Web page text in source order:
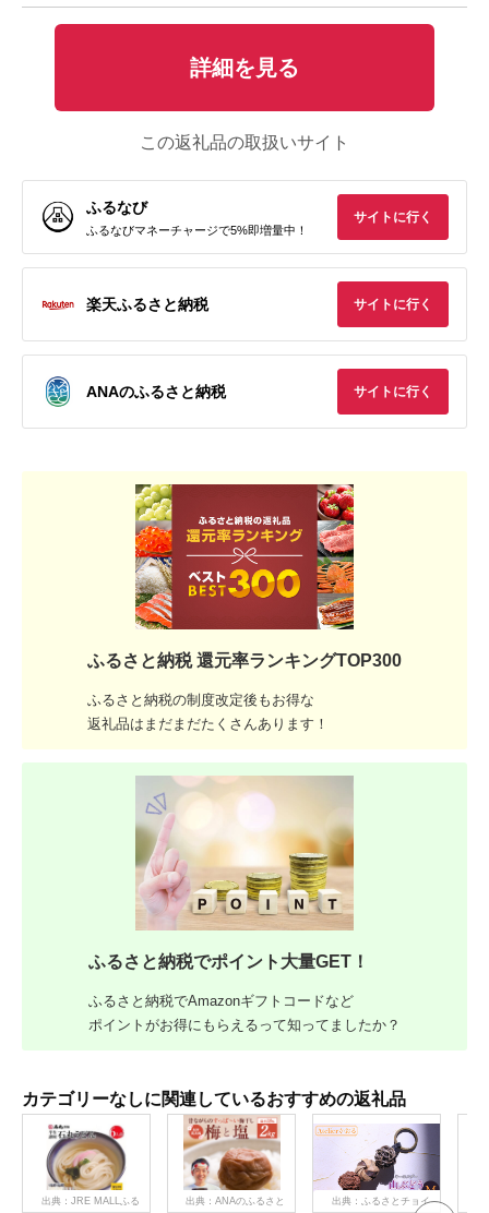
詳細を見る
この返礼品の取扱いサイト
ふるなび
ふるなびマネーチャージで5%即増量中！
サイトに行く
楽天ふるさと納税 サイトに行く
ANAのふるさと納税 サイトに行く
ふるさと納税 還元率ランキングTOP300
ふるさと納税の制度改定後もお得な
返礼品はまだまだたくさんあります！
ふるさと納税でポイント大量GET！
ふるさと納税でAmazonギフトコードなど
ポイントがお得にもらえるって知ってましたか？
カテゴリーなしに関連しているおすすめの返礼品
出典：JRE MALLふる
出典：ANAのふるさと
出典：ふるさとチョイ